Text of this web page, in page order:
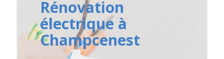
Rénovation
électrique à
Champcenest